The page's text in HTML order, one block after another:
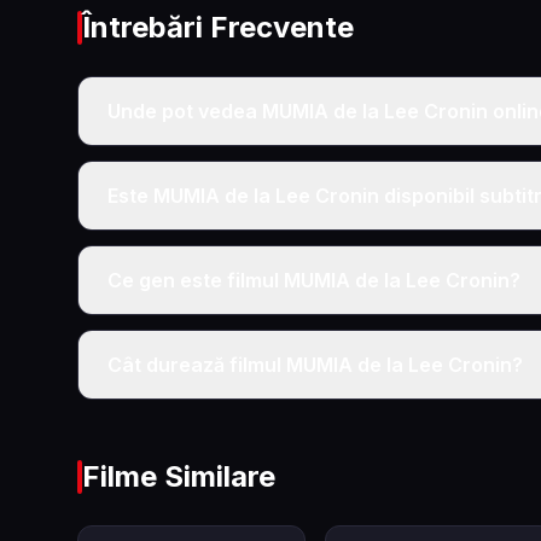
Întrebări Frecvente
Filme Similare